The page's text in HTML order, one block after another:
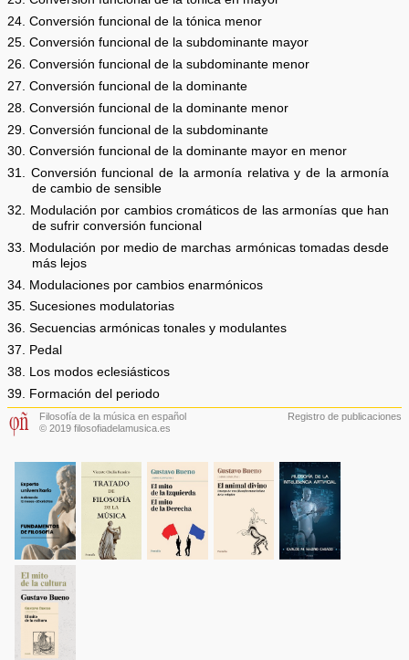
24. Conversión funcional de la tónica menor
25. Conversión funcional de la subdominante mayor
26. Conversión funcional de la subdominante menor
27. Conversión funcional de la dominante
28. Conversión funcional de la dominante menor
29. Conversión funcional de la subdominante
30. Conversión funcional de la dominante mayor en menor
31. Conversión funcional de la armonía relativa y de la armonía
de cambio de sensible
32. Modulación por cambios cromáticos de las armonías que han
de sufrir conversión funcional
33. Modulación por medio de marchas armónicas tomadas desde
más lejos
34. Modulaciones por cambios enarmónicos
35. Sucesiones modulatorias
36. Secuencias armónicas tonales y modulantes
37. Pedal
38. Los modos eclesiásticos
39. Formación del periodo
Filosofía de la música en español
© 2019 filosofiadelamusica.es
Registro de publicaciones